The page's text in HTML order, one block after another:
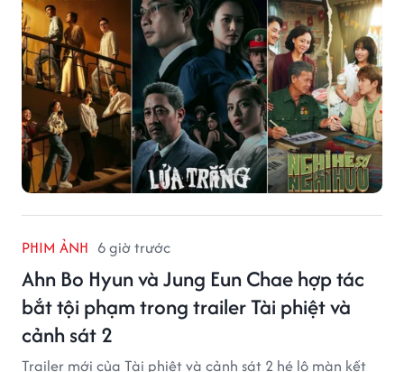
PHIM ẢNH 6 giờ trước
Ahn Bo Hyun và Jung Eun Chae hợp tác
bắt tội phạm trong trailer Tài phiệt và
cảnh sát 2
Trailer mới của Tài phiệt và cảnh sát 2 hé lộ màn kết